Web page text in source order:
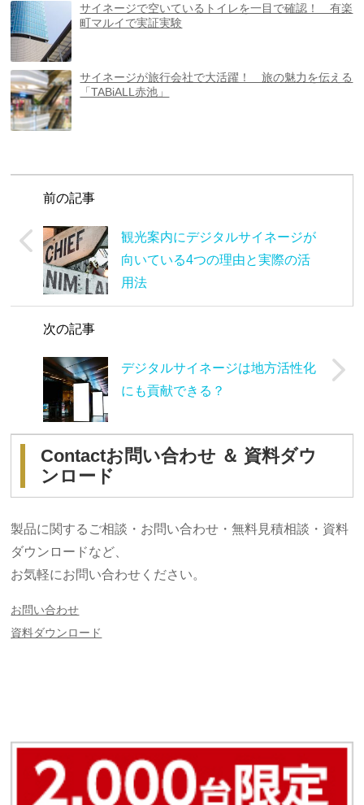
サイネージで空いているトイレを一目で確認！ 有楽
町マルイで実証実験
サイネージが旅行会社で大活躍！ 旅の魅力を伝える
「TABiALL赤池」
前の記事
観光案内にデジタルサイネージが
向いている4つの理由と実際の活
用法
次の記事
デジタルサイネージは地方活性化
にも貢献できる？
Contactお問い合わせ ＆ 資料ダウ
ンロード
製品に関するご相談・お問い合わせ・無料見積相談・資料
ダウンロードなど、
お気軽にお問い合わせください。
お問い合わせ
資料ダウンロード